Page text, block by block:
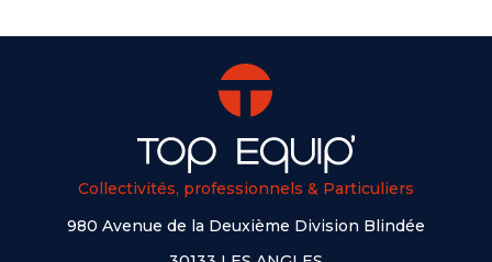
Collectivités, professionnels & Particuliers
980 Avenue de la Deuxième Division Blindée